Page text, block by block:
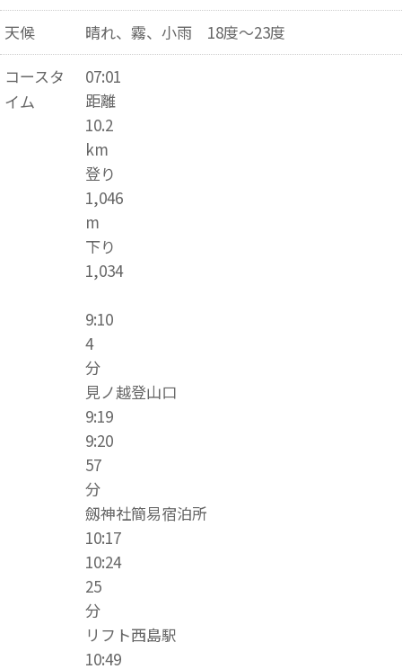
天候
晴れ、霧、小雨 18度～23度
コースタ
イム
07:01
距離
10.2
km
登り
1,046
m
下り
1,034
9:10
4
分
見ノ越登山口
9:19
9:20
57
分
劔神社簡易宿泊所
10:17
10:24
25
分
リフト西島駅
10:49